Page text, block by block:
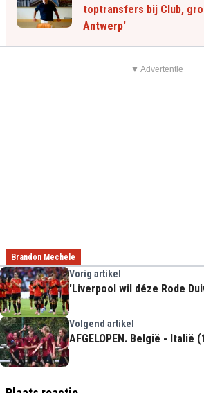
toptransfers bij Club,
Antwerp'
▼ Advertentie
Brandon Mechele
Vorig artikel
'Liverpool wil déze Rode
Volgend artikel
AFGELOPEN. België - Italië